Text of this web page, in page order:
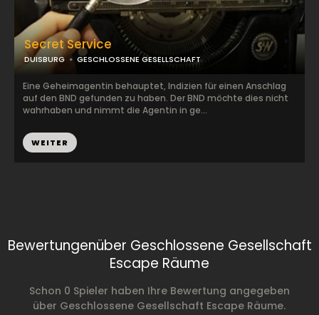
Secret Service
DUISBURG GESCHLOSSENE GESELLSCHAFT
Eine Geheimagentin behauptet, Indizien für einen Anschlag
auf den BND gefunden zu haben. Der BND möchte dies nicht
wahrhaben und nimmt die Agentin in ge...
WEITER
Bewertungenüber Geschlossene Gesellschaft
Escape Räume
Schon 0 Spieler haben Ihre Bewertung angegeben
über Geschlossene Gesellschaft Escape Räume.